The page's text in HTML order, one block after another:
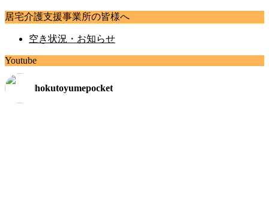
居宅介護支援事業所の皆様へ
空き状況・お知らせ
Youtube
hokutoyumepocket